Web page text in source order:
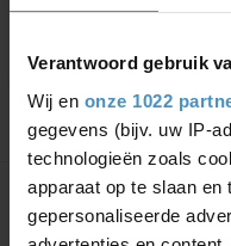
Verantwoord gebruik
Wij en onze 1022
gegevens (bijv. uw IP-
technologieën zoals
apparaat op te slaan en
gepersonaliseerde
€134,70